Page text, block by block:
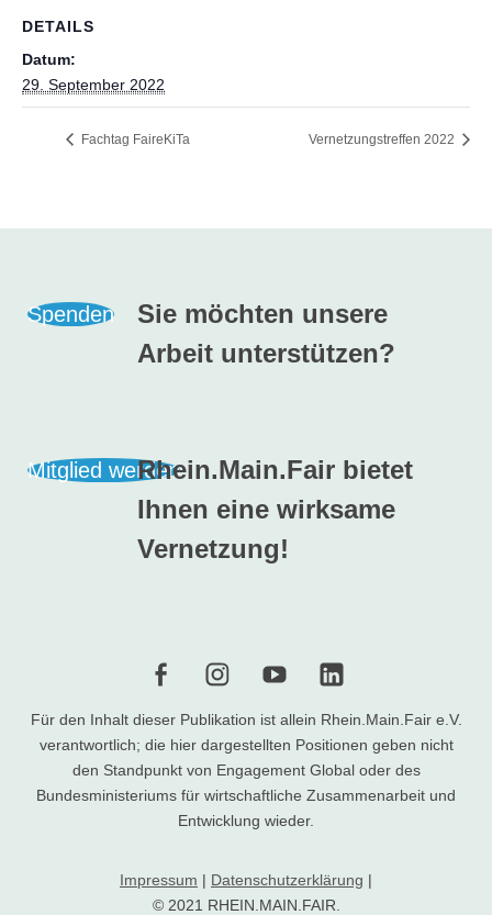
DETAILS
Datum:
29. September 2022
Fachtag FaireKiTa Vernetzungstreffen 2022
Spenden
Sie möchten unsere
Arbeit unterstützen?
Mitglied werdenRhein.Main.Fair bietet
Ihnen eine wirksame
Vernetzung!
f i Y l
Für den Inhalt dieser Publikation ist allein Rhein.Main.Fair e.V.
verantwortlich; die hier dargestellten Positionen geben nicht
den Standpunkt von Engagement Global oder des
Bundesministeriums für wirtschaftliche Zusammenarbeit und
Entwicklung wieder.
Impressum | Datenschutzerklärung |
© 2021 RHEIN.MAIN.FAIR.